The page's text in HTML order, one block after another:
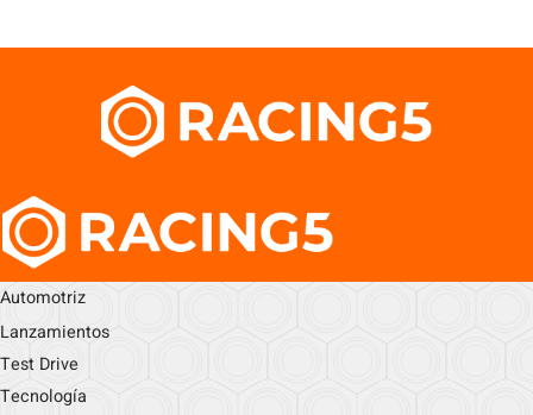
Automotriz
Lanzamientos
Test Drive
Tecnología